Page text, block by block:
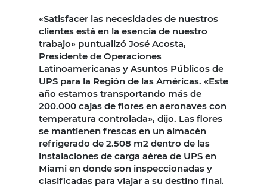
«Satisfacer las necesidades de nuestros
clientes está en la esencia de nuestro
trabajo» puntualizó José Acosta,
Presidente de Operaciones
Latinoamericanas y Asuntos Públicos de
UPS para la Región de las Américas. «Este
año estamos transportando más de
200.000 cajas de flores en aeronaves con
temperatura controlada», dijo. Las flores
se mantienen frescas en un almacén
refrigerado de 2.508 m2 dentro de las
instalaciones de carga aérea de UPS en
Miami en donde son inspeccionadas y
clasificadas para viajar a su destino final.